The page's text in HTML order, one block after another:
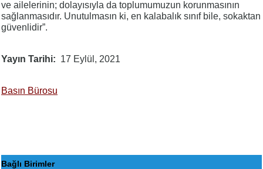
ve ailelerinin; dolayısıyla da toplumumuzun korunmasının
sağlanmasıdır. Unutulmasın ki, en kalabalık sınıf bile, sokaktan
güvenlidir”.
Yayın Tarihi 17 Eylül, 2021
Basın Bürosu
Bağlı Birimler